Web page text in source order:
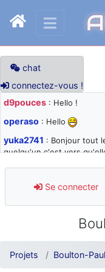
chat
connectez-vous !
d9pouces : Hello !
operaso : Hello
yuka2741 : Bonjour tout
quelqu'un c'est vers
d9pouces: désolé pour
jours : je teste des
: Super, la
d9pouces
: je suis un
comprendre
Se connecter
Projets Boulton-Paul